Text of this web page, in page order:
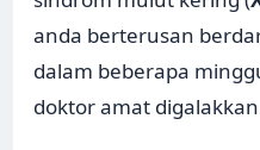
anda berterusan
dalam beberapa
doktor amat